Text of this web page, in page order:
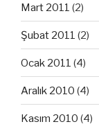
Mart 2011 (2)
Şubat 2011 (2)
Ocak 2011 (4)
Aralık 2010 (4)
Kasım 2010 (4)